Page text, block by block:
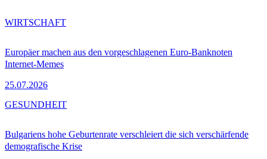
Europäer machen aus den vorgeschlagenen Euro-Banknoten
Internet-Memes
25.07.2026
WIRTSCHAFT
Bulgariens hohe Geburtenrate verschleiert die sich verschärfende
demografische Krise
GESUNDHEIT